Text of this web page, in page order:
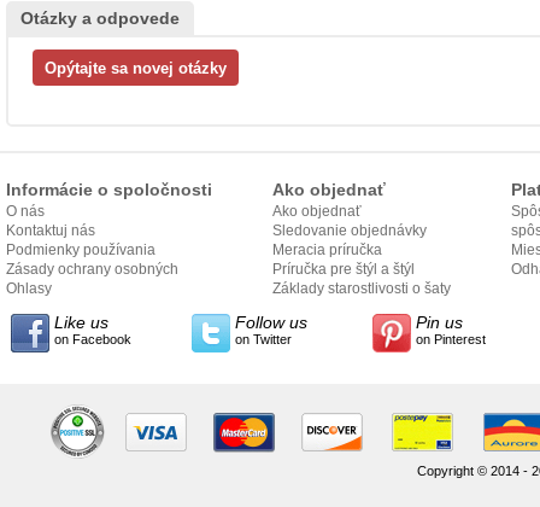
Otázky a odpovede
Informácie o spoločnosti
O nás
Kontaktuj nás
Podmienky používania
Zásady ochrany osobných
údajov
Ohlasy
Ako objednať
Ako objednať
Sledovanie objednávky
Meracia príručka
Príručka pre štýl a štýl
Základy starostlivosti o šaty
Like us
on Facebook
Follow us
on Twitter
Pin us
on Pinterest
Copyright © 2014 -